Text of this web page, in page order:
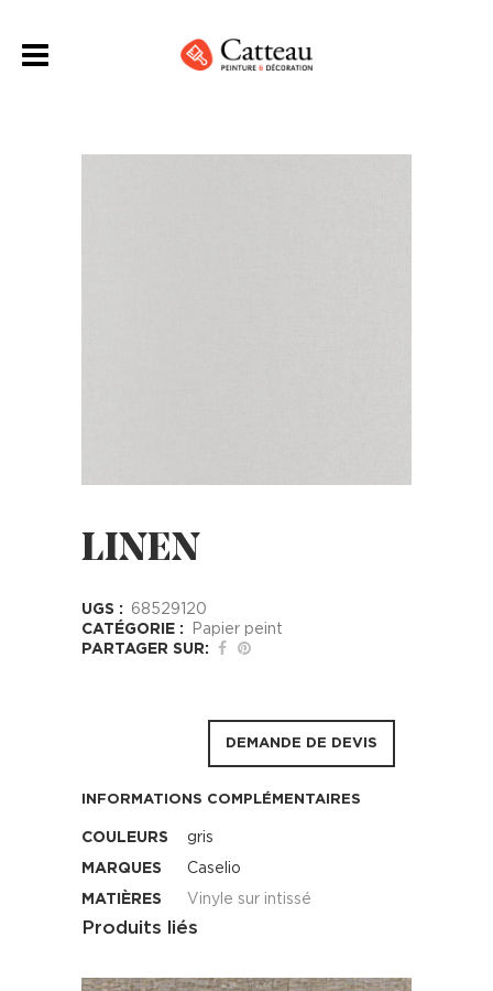
LINEN
UGS :
68529120
CATÉGORIE :
Papier peint
PARTAGER SUR:
DEMANDE DE DEVIS
INFORMATIONS COMPLÉMENTAIRES
COULEURS
gris
MARQUES
Caselio
MATIÈRES
Vinyle sur intissé
Produits liés